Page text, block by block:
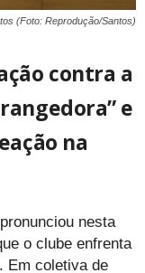
(Foto: Reprodução/Santos)
contra a
e
na
nesta
o clube enfrenta
Em coletiva de